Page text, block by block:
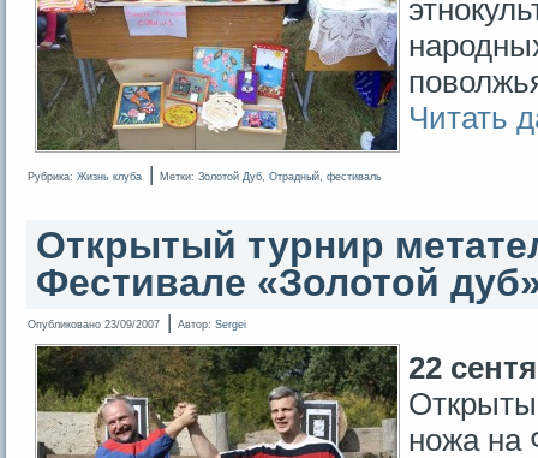
Читать
Рубрика: Жизнь клуба | Метки: Золотой Дуб, Отрадный, фестиваль
Открытый турнир
Фестивале «Золотой
Опубликовано 23/09/2007 | Автор: Sergei
22
ножа на